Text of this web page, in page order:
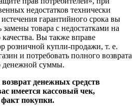
недостатков технически
гарантийного срока вы
замены товара с недостатками на
Вы также вправе
розничной купли-продажи, т. е.
и потребовать полного возврата
денежной суммы.
денежных средств
имеется кассовый чек,
покупки.